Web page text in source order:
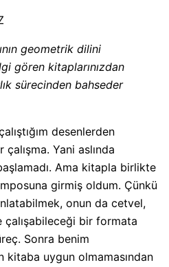
geometrik dilini
gören kitaplarınızdan
sürecinden bahseder
desenlerden
Yani aslında
Ama kitapla birlikte
girmiş oldum. Çünkü
onun da cetvel,
bir formata
Sonra benim
kitaba uygun olmamasından